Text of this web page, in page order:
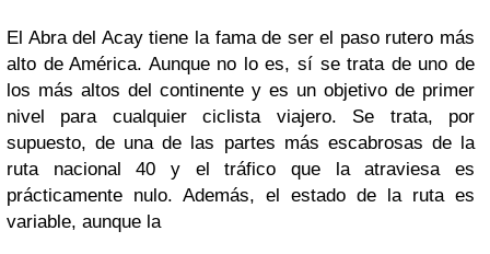
El Abra del Acay tiene la fama de ser el paso rutero más
alto de América. Aunque no lo es, sí se trata de uno de
los más altos del continente y es un objetivo de primer
nivel para cualquier ciclista viajero. Se trata, por
supuesto, de una de las partes más escabrosas de la
ruta nacional 40 y el tráfico que la atraviesa es
prácticamente nulo. Además, el estado de la ruta es
variable, aunque la